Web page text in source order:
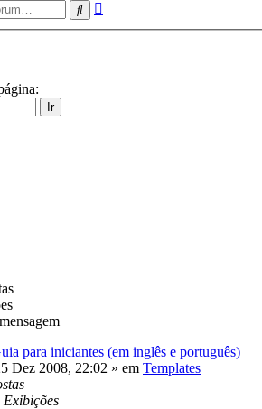
Pesquisar
para iniciantes (em inglês e português)
Dez 2008, 22:02 » em Templates
Exibições